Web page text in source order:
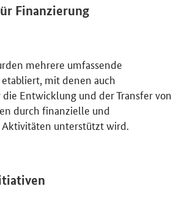
Finanzierung
mehrere umfassende
mit denen auch
Entwicklung und der Transfer von
durch finanzielle und
unterstützt wird.